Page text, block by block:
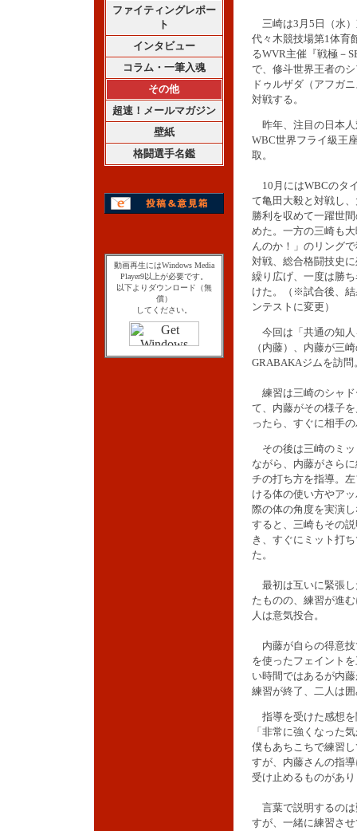
ファイティングレポー
ト
インタビュー
コラム・一筆入魂
その他
超速！メールマガジン
壁紙
格闘選手名鑑
動画再生にはWindows Media
Player9以上が必要です。
以下よりダウンロード（無
償）
してください。
三崎は3月5日（水
代々木競技場第1体育
るWVR主催『戦極－
で、修斗世界王者の
ドゥルザダ（アフガ
対戦する。
昨年、注目の日本人
WBC世界フライ級王
取。
10月にはWBCのタ
て亀田大毅と対戦し
勝利を収めて一躍世
めた。一方の三崎も
んのか！」のリング
対戦、総合格闘技史
繰り広げ、一度は勝
けた。（※試合後、結
ンテストに変更）
今回は「共通の知人
（内藤）、内藤が三
GRABAKAジムを訪
練習は三崎のシャド
て、内藤がその様子
ったら、すぐに相手
その後は三崎のミッ
ながら、内藤がさら
チの打ち方を指導。
ける体の使い方やア
際の体の角度を実演
すると、三崎もその
き、すぐにミット打
た。
最初は互いに緊張し
たものの、練習が進
人は意気投合。
内藤が自らの得意技
を使ったフェイント
い時間ではあるが内
練習が終了、二人は
指導を受けた感想を
「非常に強くなった
僕もあちこちで練習
すが、内藤さんの指
受け止めるものがあ
言葉で説明するのは
すが、一緒に練習さ